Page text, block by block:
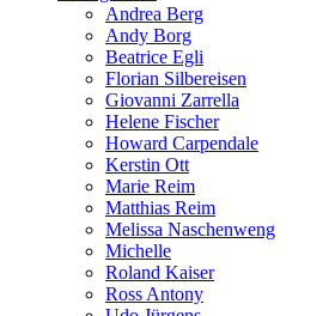
Andrea Berg
Andy Borg
Beatrice Egli
Florian Silbereisen
Giovanni Zarrella
Helene Fischer
Howard Carpendale
Kerstin Ott
Marie Reim
Matthias Reim
Melissa Naschenweng
Michelle
Roland Kaiser
Ross Antony